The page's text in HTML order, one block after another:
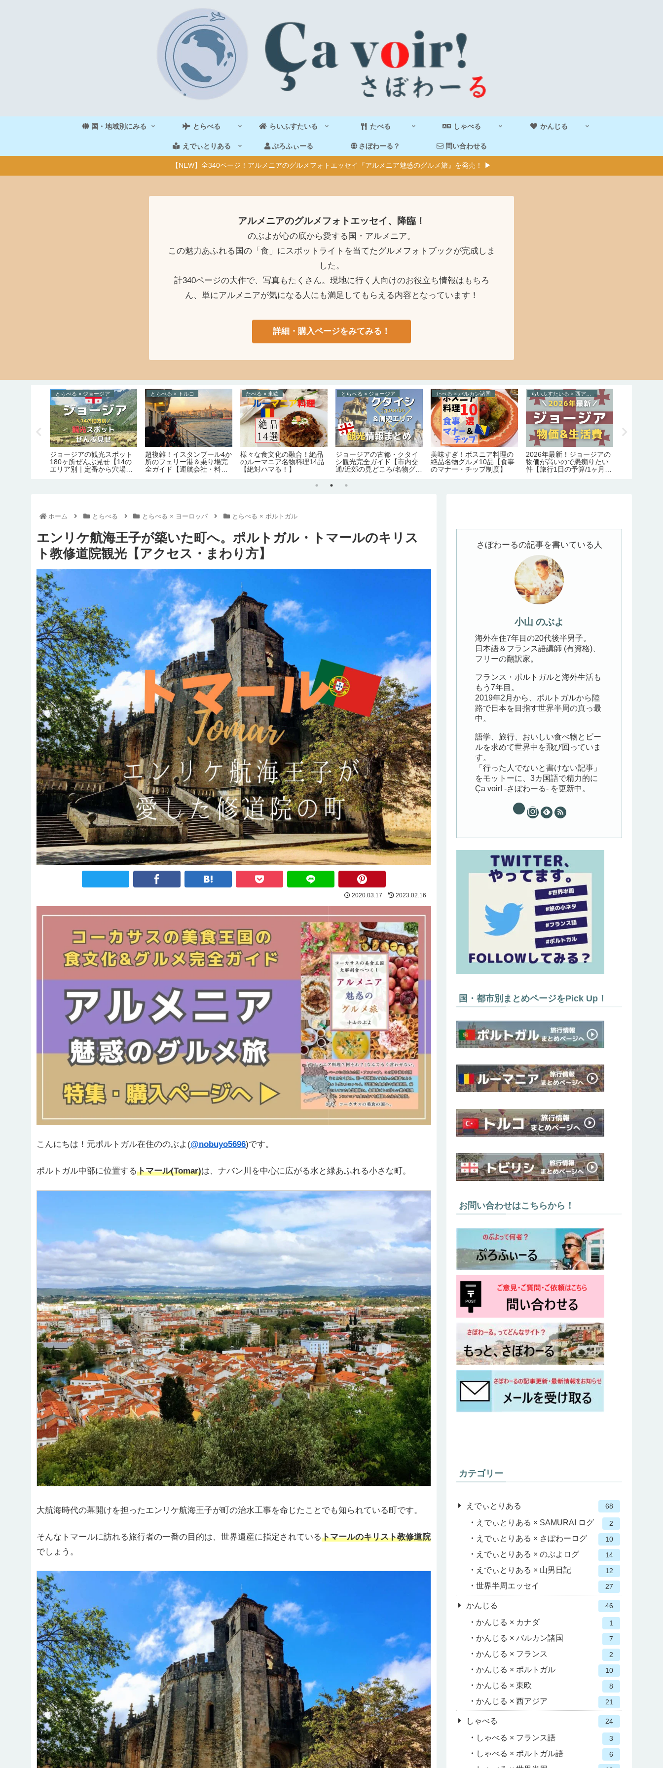
国・地域別にみる とらべる らいふすたいる たべる しゃべる かんじる
えでぃとりある ぷろふぃーる さぼわーる？ 問い合わせる
【NEW】全340ページ！アルメニアのグルメフォトエッセイ『アルメニア魅惑のグルメ旅』を発売！ ▶
アルメニアのグルメフォトエッセイ、降臨！
のぶよが心の底から愛する国・アルメニア。
この魅力あふれる国の「食」にスポットライトを当てたグルメフォトブックが完成しま
した。
計340ページの大作で、写真もたくさん。現地に行く人向けのお役立ち情報はもちろ
ん、単にアルメニアが気になる人にも満足してもらえる内容となっています！
詳細・購入ページをみてみる！
最新！ジョージアの
いので愚痴りたい
1日の予算/1ヶ月の
のぶよキッチン
ジョージア料理の本場の味
そのまま！「シュクメル
リ」のレシピ・作り方【の
たべる
外国人には不人気？苦手な
人多めな日本食(和食)10品
ランキング
えでぃとりある
絶望の海(または、膿)
のぶよキッチン
世界一玉ねぎを美味しく食
べられるアルバニア料理
「タシュチェヴァプ」のレ
とらべる × ポルトガル
リスボン観光＆宿泊はホテ
ル選びが命！在住者が語る
市内10エリアの特徴【治
たべる × コーカサス諸国
コーカサスの美食の国へ。
アルメニア料理の定番～お
すすめグルメ100品＆食文
ホーム とらべる とらべる × ヨーロッパ とらべる × ポルトガル
エンリケ航海王子が築いた町へ。ポルトガル・トマールのキリス
ト教修道院観光【アクセス・まわり方】
2020.03.17 2023.02.16
こんにちは！元ポルトガル在住ののぶよ(@nobuyo5696)です。
ポルトガル中部に位置するトマール(Tomar)は、ナバン川を中心に広がる水と緑あふれる小さな町。
大航海時代の幕開けを担ったエンリケ航海王子が町の治水工事を命じたことでも知られている町です。
そんなトマールに訪れる旅行者の一番の目的は、世界遺産に指定されているトマールのキリスト教修道院
でしょう。
さぼわーるの記事を書いている人
小山 のぶよ
海外在住7年目の20代後半男子。
日本語＆フランス語講師 (有資格)、
フリーの翻訳家。
フランス・ポルトガルと海外生活も
もう7年目。
2019年2月から、ポルトガルから陸
路で日本を目指す世界半周の真っ最
中。
語学、旅行、おいしい食べ物とビー
ルを求めて世界中を飛び回っていま
す。
「行った人でないと書けない記事」
をモットーに、3カ国語で精力的に
Ça voir! -さぼわーる- を更新中。
国・都市別まとめページをPick Up！
お問い合わせはこちらから！
カテゴリー
えでぃとりある 68
えでぃとりある × SAMURAI ログ 2
えでぃとりある × さぼわーログ 10
えでぃとりある × のぶよログ 14
えでぃとりある × 山男日記 12
世界半周エッセイ 27
かんじる 46
かんじる × カナダ 1
かんじる × バルカン諸国 7
かんじる × フランス 2
かんじる × ポルトガル 10
かんじる × 東欧 8
かんじる × 西アジア 21
しゃべる 24
しゃべる × フランス語 3
しゃべる × ポルトガル語 6